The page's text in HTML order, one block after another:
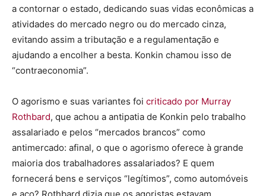
a contornar o estado, dedicando suas vidas econômicas a
atividades do mercado negro ou do mercado cinza,
evitando assim a tributação e a regulamentação e
ajudando a encolher a besta. Konkin chamou isso de
“contraeconomia”.
O agorismo e suas variantes foi criticado por Murray
Rothbard, que achou a antipatia de Konkin pelo trabalho
assalariado e pelos “mercados brancos” como
antimercado: afinal, o que o agorismo oferece à grande
maioria dos trabalhadores assalariados? E quem
fornecerá bens e serviços “legítimos”, como automóveis